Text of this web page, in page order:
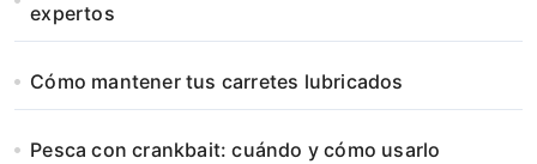
expertos
Cómo mantener tus carretes lubricados
Pesca con crankbait: cuándo y cómo usarlo